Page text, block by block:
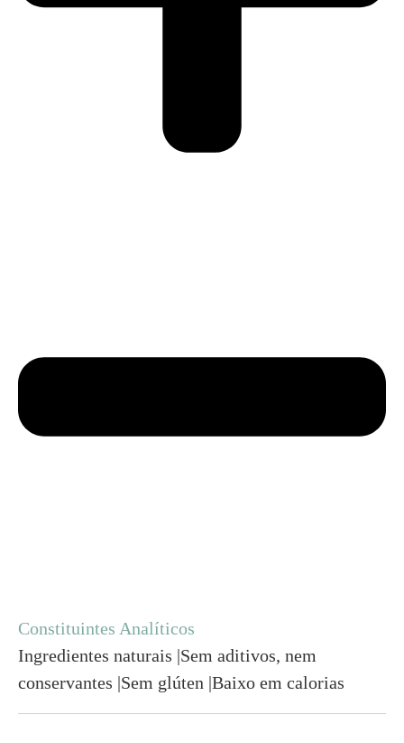
Constituintes Analíticos
Ingredientes naturais |Sem aditivos, nem
conservantes |Sem glúten |Baixo em calorias